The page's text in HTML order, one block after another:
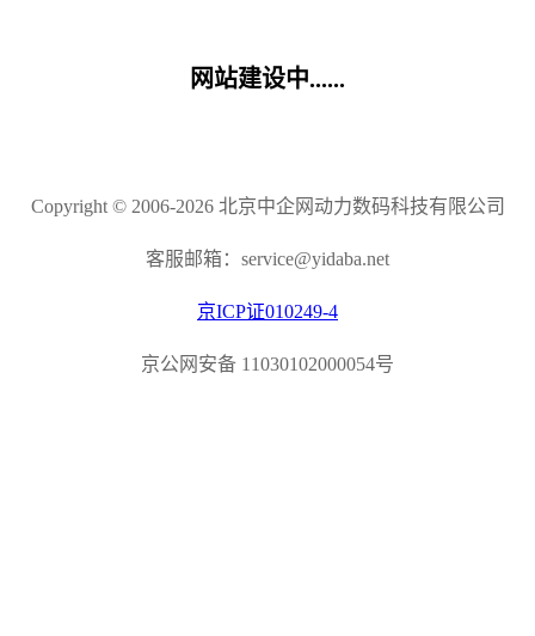
网站建设中......
Copyright © 2006-2026 北京中企网动力数码科技有限公司
客服邮箱：service@yidaba.net
京ICP证010249-4
京公网安备 11030102000054号